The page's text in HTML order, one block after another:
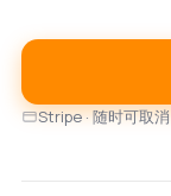
Stripe · 随时可取消